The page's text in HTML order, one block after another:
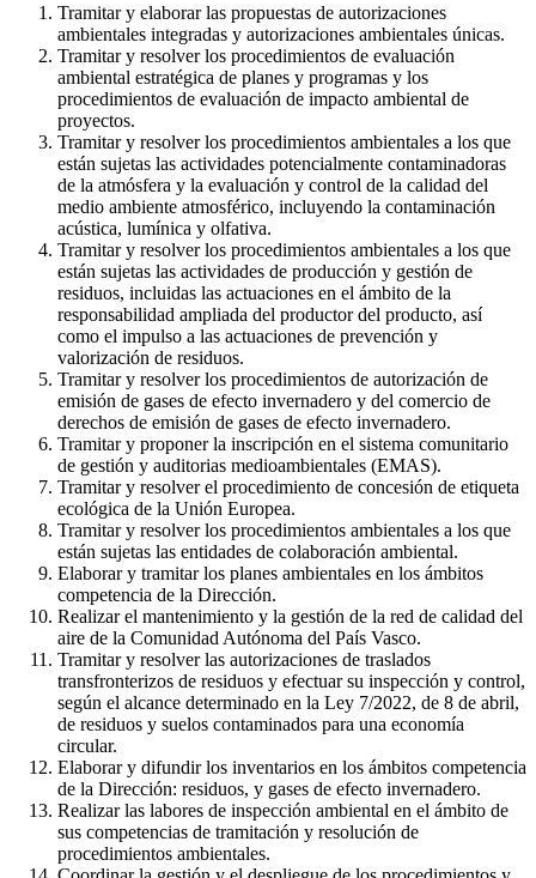
Tramitar y elaborar las propuestas de autorizaciones
ambientales integradas y autorizaciones ambientales únicas.
Tramitar y resolver los procedimientos de evaluación
ambiental estratégica de planes y programas y los
procedimientos de evaluación de impacto ambiental de
proyectos.
Tramitar y resolver los procedimientos ambientales a los que
están sujetas las actividades potencialmente contaminadoras
de la atmósfera y la evaluación y control de la calidad del
medio ambiente atmosférico, incluyendo la contaminación
acústica, lumínica y olfativa.
Tramitar y resolver los procedimientos ambientales a los que
están sujetas las actividades de producción y gestión de
residuos, incluidas las actuaciones en el ámbito de la
responsabilidad ampliada del productor del producto, así
como el impulso a las actuaciones de prevención y
valorización de residuos.
Tramitar y resolver los procedimientos de autorización de
emisión de gases de efecto invernadero y del comercio de
derechos de emisión de gases de efecto invernadero.
Tramitar y proponer la inscripción en el sistema comunitario
de gestión y auditorias medioambientales (EMAS).
Tramitar y resolver el procedimiento de concesión de etiqueta
ecológica de la Unión Europea.
Tramitar y resolver los procedimientos ambientales a los que
están sujetas las entidades de colaboración ambiental.
Elaborar y tramitar los planes ambientales en los ámbitos
competencia de la Dirección.
Realizar el mantenimiento y la gestión de la red de calidad del
aire de la Comunidad Autónoma del País Vasco.
Tramitar y resolver las autorizaciones de traslados
transfronterizos de residuos y efectuar su inspección y control,
según el alcance determinado en la Ley 7/2022, de 8 de abril,
de residuos y suelos contaminados para una economía
circular.
Elaborar y difundir los inventarios en los ámbitos competencia
de la Dirección: residuos, y gases de efecto invernadero.
Realizar las labores de inspección ambiental en el ámbito de
sus competencias de tramitación y resolución de
procedimientos ambientales.